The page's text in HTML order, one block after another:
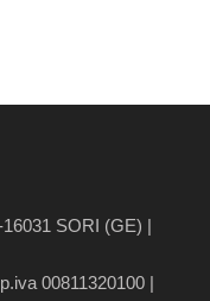
SORI (GE) |
p.iva 00811320100 |